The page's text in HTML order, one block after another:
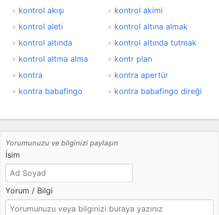
kontrol akışı
kontrol akimi
kontrol aleti
kontrol altına almak
kontrol altında
kontrol altında tutmak
kontrol altma alma
kontr plan
kontra
kontra apertür
kontra babafingo
kontra babafingo direği
Yorumunuzu ve bilginizi paylaşın
İsim
Yorum / Bilgi